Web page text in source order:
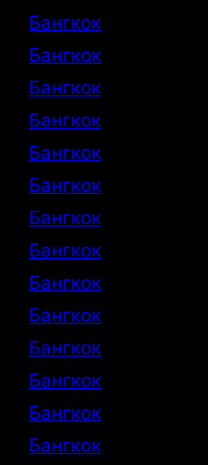
Бангкок
Бангкок
Бангкок
Бангкок
Бангкок
Бангкок
Бангкок
Бангкок
Бангкок
Бангкок
Бангкок
Бангкок
Бангкок
Бангкок